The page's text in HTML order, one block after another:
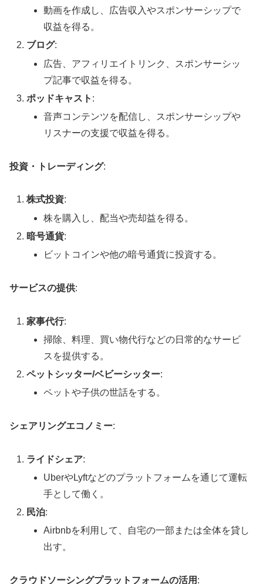
動画を作成し、広告収入やスポンサーシップで
収益を得る。
ブログ:
広告、アフィリエイトリンク、スポンサーシッ
プ記事で収益を得る。
ポッドキャスト :
音声コンテンツを配信し、スポンサーシップや
リスナーの支援で収益を得る。
投資・トレーディング:
株式投資:
株を購入し、配当や売却益を得る。
暗号通貨:
ビットコインや他の暗号通貨に投資する。
サービスの提供:
家事代行:
掃除、料理、買い物代行などの日常的なサービ
スを提供する。
ペットシッター/ベビーシッター:
ペットや子供の世話をする。
シェアリングエコノミー:
ライドシェア:
UberやLyftなどのプラットフォームを通じて運転
手として働く。
民泊:
Airbnbを利用して、自宅の一部または全体を貸し
出す。
クラウドソーシングプラットフォームの活用 :